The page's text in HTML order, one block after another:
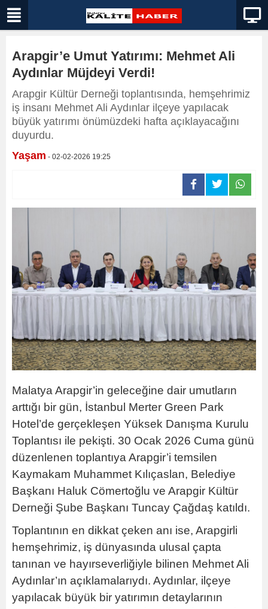
Arapgir’e Umut Yatırımı: Mehmet Ali
Aydınlar Müjdeyi Verdi!
Arapgir Kültür Derneği toplantısında, hemşehrimiz
iş insanı Mehmet Ali Aydınlar ilçeye yapılacak
büyük yatırımı önümüzdeki hafta açıklayacağını
duyurdu.
Yaşam - 02-02-2026 19:25
Malatya Arapgir’in geleceğine dair umutların
arttığı bir gün, İstanbul Merter Green Park
Hotel’de gerçekleşen Yüksek Danışma Kurulu
Toplantısı ile pekişti. 30 Ocak 2026 Cuma günü
düzenlenen toplantıya Arapgir’i temsilen
Kaymakam Muhammet Kılıçaslan, Belediye
Başkanı Haluk Cömertoğlu ve Arapgir Kültür
Derneği Şube Başkanı Tuncay Çağdaş katıldı.
Toplantının en dikkat çeken anı ise, Arapgirli
hemşehrimiz, iş dünyasında ulusal çapta
tanınan ve hayırseverliğiyle bilinen Mehmet Ali
Aydınlar’ın açıklamalarıydı. Aydınlar, ilçeye
yapılacak büyük bir yatırımın detaylarının